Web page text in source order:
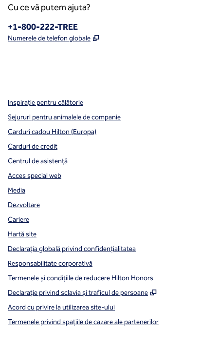
Cu ce vă putem ajuta?
Telefon:
+1-800-222-TREE
Numerele de telefon globale ,
Inspirație pentru călătorie
Sejururi pentru animalele de companie
Carduri cadou Hilton (Europa)
Carduri de credit
Centrul de asistență
Acces special web
Media
Dezvoltare
Cariere
Hartă site
Declarația globală privind confidenţialitatea
Responsabilitate corporativă
Termenele și condițiile de reducere Hilton Honors
Declarație privind sclavia și traficul de persoane
,
Acord cu privire la utilizarea site-ului
Termenele privind spațiile de cazare ale partenerilor